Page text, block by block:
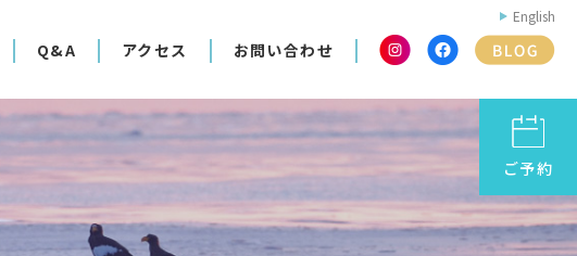
Q&A アクセス お問い合わせ
English
ご予約